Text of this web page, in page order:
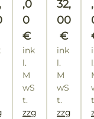
Preis:
un
d
lö
se
n
,0
0
€
ink
l.
M
wS
t.
zzg
32,
00
€
ink
l.
M
wS
t.
zzg